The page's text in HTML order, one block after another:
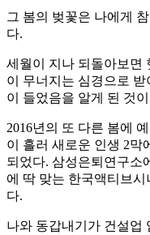
그 봄의 벚꽃은 나에게
다.
세월이 지나 되돌아보면
이 무너지는 심경으로
이 들었음을 알게 된 것
2016년의 또 다른 봄에
이 흘러 새로운 인생 2막
되었다. 삼성은퇴연구소
에 딱 맞는 한국액티브
다.
나와 동갑내기가 건설업